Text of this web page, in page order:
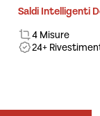
Saldi Intelligenti
4 Misure
24+